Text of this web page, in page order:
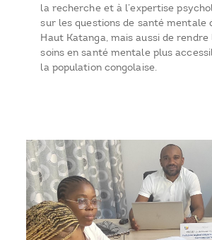
la recherche et à l’expertise
sur les questions de santé mentale
Haut Katanga, mais aussi de rendre
soins en santé mentale plus
la population congolaise.